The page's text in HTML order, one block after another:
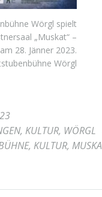
Wörgl spielt
„Muskat“ –
28. Jänner 2023.
Wörgl
, KULTUR, WÖRGL
, KULTUR,